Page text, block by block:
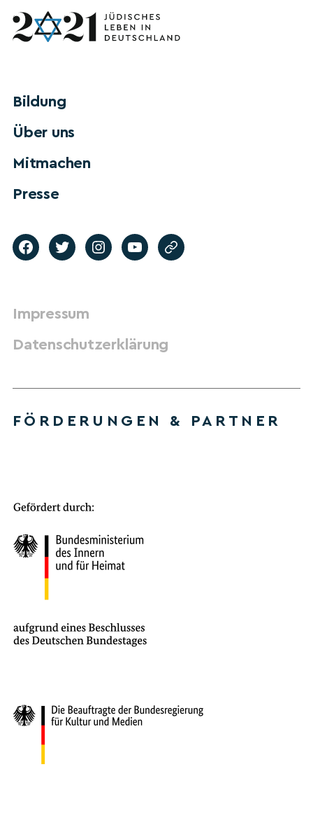
Bildung
Über uns
Mitmachen
Presse
Impressum
Datenschutzerklärung
FÖRDERUNGEN & PARTNER